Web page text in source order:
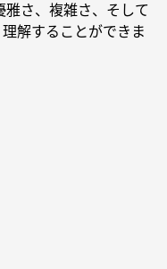
雅さ、複雑さ、そして
解することができま